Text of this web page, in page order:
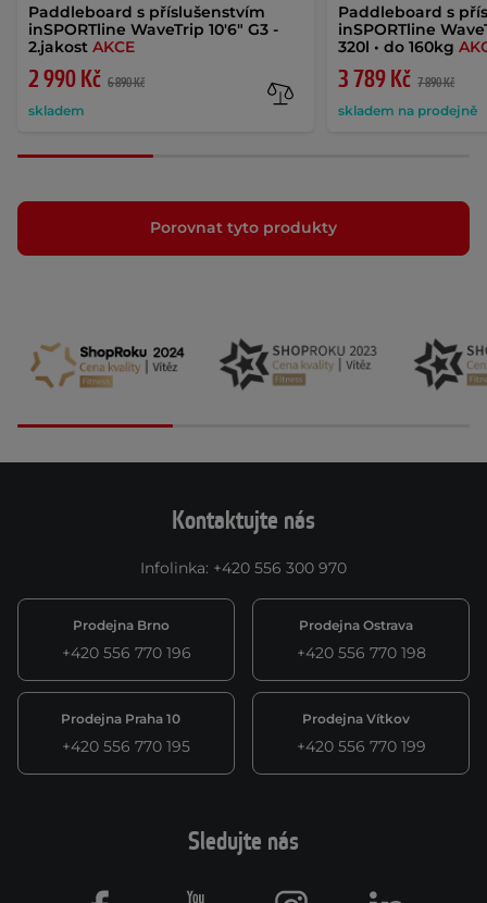
Paddleboard s příslušenstvím
inSPORTline WaveTrip 10'6" G3 -
2.jakost AKCE
2 990 Kč 6 890 Kč
skladem
Paddleboard s
inSPORTline
320l • do 160kg
3 789 Kč 7 890 Kč
skladem na prodejně
Porovnat tyto produkty
Kontaktujte nás
Infolinka: +420 556 300 970
Prodejna Brno
+420 556 770 196
Prodejna Ostrava
+420 556 770 198
Prodejna Praha 10
+420 556 770 195
Prodejna Vítkov
+420 556 770 199
Sledujte nás